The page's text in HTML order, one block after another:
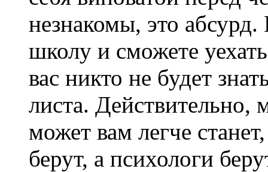
незнакомы, это
школу и сможете
вас никто не будет
листа. Действительно,
может вам легче
берут, а психологи